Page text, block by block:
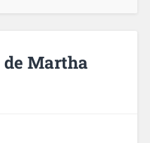
de Martha